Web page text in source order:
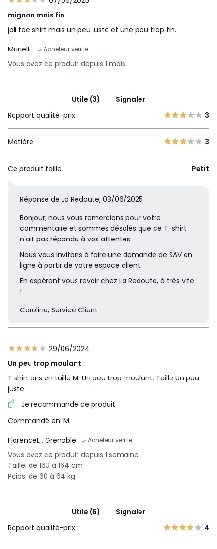
mignon mais fin
joli tee shirt mais un peu juste et une peu trop fin.
MurielH
Acheteur vérifié
Vous avez ce produit depuis 1 mois
Utile (3)
Signaler
Rapport qualité-prix
3
Matière 3
Ce produit taille Petit
Réponse de La Redoute, 08/06/2025
Bonjour, nous vous remercions pour votre
commentaire et sommes désolés que ce T-shirt
n'ait pas répondu à vos attentes.
Nous vous invitons à faire une demande de SAV en
ligne à partir de votre espace client.
En espérant vous revoir chez La Redoute, à très vite
!
Caroline, Service Client
29/06/2024
Un peu trop moulant
T shirt pris en taille M. Un peu trop moulant. Taille Un peu
juste.
Je recommande ce produit
Commandé en: M
FlorenceL , Grenoble Acheteur vérifié
Vous avez ce produit depuis 1 semaine
Taille: de 160 à 164 cm
Poids: de 60 à 64 kg
Utile (6)
Signaler
Rapport qualité-prix
4